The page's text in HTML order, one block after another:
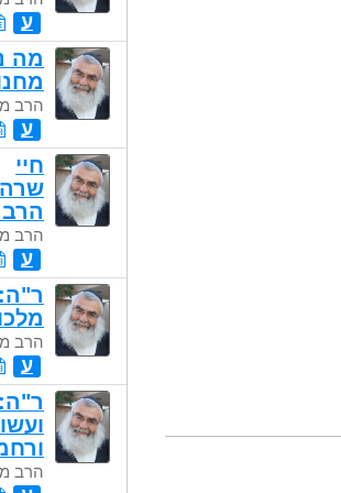
ע
מה
הרב
ע
חיי
הרב
ע
ר"ה:
הרב
ע
הרב